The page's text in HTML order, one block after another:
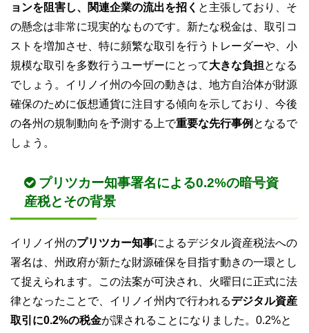
ョンを阻害し、関連企業の流出を招く と主張しており、そ
の懸念は非常に現実的なものです。新たな税金は、取引コ
ストを増加させ、特に頻繁な取引を行うトレーダーや、小
規模な取引を多数行うユーザーにとって大きな負担となる
でしょう。イリノイ州の今回の動きは、地方自治体が財源
確保のために仮想通貨に注目する傾向を示しており、今後
の各州の規制動向を予測する上で重要な先行事例 となるで
しょう。
プリツカー知事署名による0.2%の暗号資
産税とその背景
イリノイ州のプリツカー知事によるデジタル資産税法への
署名は、州政府が新たな財源確保を目指す動きの一環とし
て捉えられます。この法案が可決され、火曜日に正式に法
律となったことで、イリノイ州内で行われるデジタル資産
取引に0.2%の税金が課されることになりました。0.2%と